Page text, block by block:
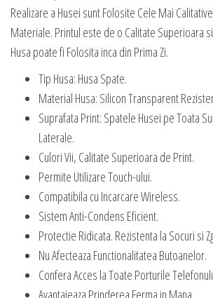
Realizare a Husei sunt Folosite Cele Mai
Materiale. Printul este de o Calitate Superioara
Husa poate fi Folosita inca din Prima Zi.
Tip Husa: Husa Spate.
Material Husa: Silicon Transparent
Suprafata Print: Spatele Husei pe Toata
Laterale.
Culori Vii, Calitate Superioara de Print.
Permite Utilizare Touch-ului.
Compatibila cu Incarcare Wireless.
Sistem Anti-Condens Eficient.
Protectie Ridicata. Rezistenta la Socuri si
Nu Afecteaza Functionalitatea Butoanelor.
Confera Acces la Toate Porturile
Avantajeaza Prinderea Ferma in Mana.